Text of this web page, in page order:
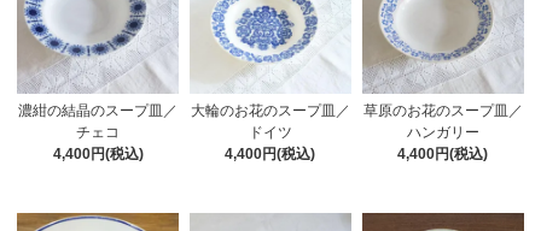
濃紺の結晶のスープ皿／
チェコ
4,400円(税込)
大輪のお花のスープ皿／
ドイツ
4,400円(税込)
草原のお花のスープ皿／
ハンガリー
4,400円(税込)